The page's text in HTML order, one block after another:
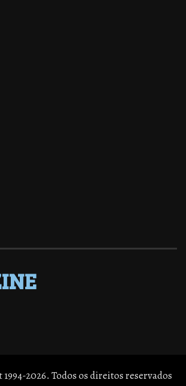
2026. Todos os direitos reservados